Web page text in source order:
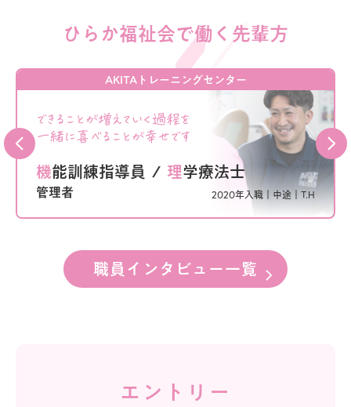
ひらか福祉会で働く先輩方
AKITAトレーニングセンター
できることが増えていく過程を
一緒に喜べることが幸せです
機能訓練指導員 / 理学療法士
管理者 2020年入職｜ 中途｜ T.H
職員インタビュー一覧
エントリー